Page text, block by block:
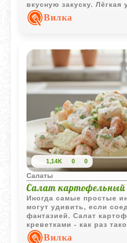
вкусную закуску. Лёгкая
заправка подчёркивает
свежая зелень
Вилка
1,14K 0 0
Салаты
Салат картофельный
Иногда самые простые
могут удивить, если
фантазией. Салат
креветками - как раз
Нежный картофель,
Вилка